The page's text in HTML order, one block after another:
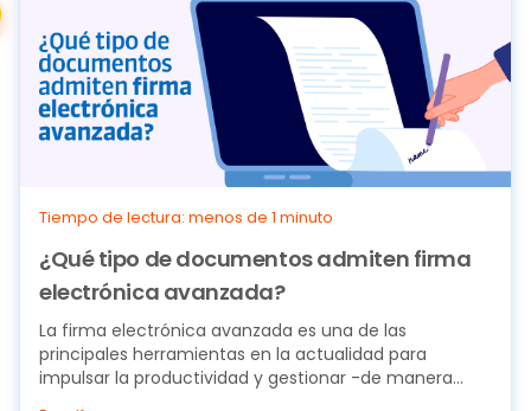
Tiempo de lectura: menos de 1 minuto
¿Qué tipo de documentos admiten firma
electrónica avanzada?
La firma electrónica avanzada es una de las
principales herramientas en la actualidad para
impulsar la productividad y gestionar -de manera